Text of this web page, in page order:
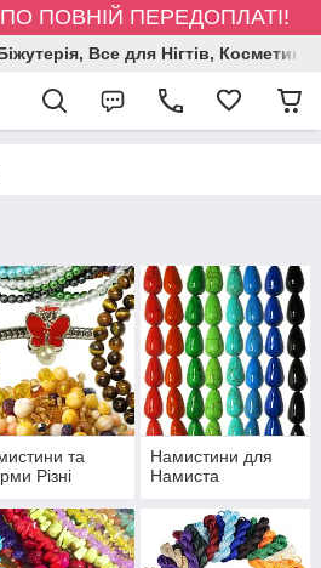
ПО ПОВНІЙ ПЕРЕДОПЛАТІ!
Все для Нігтів, Косметика
та
Різні
Намистини для
Намиста